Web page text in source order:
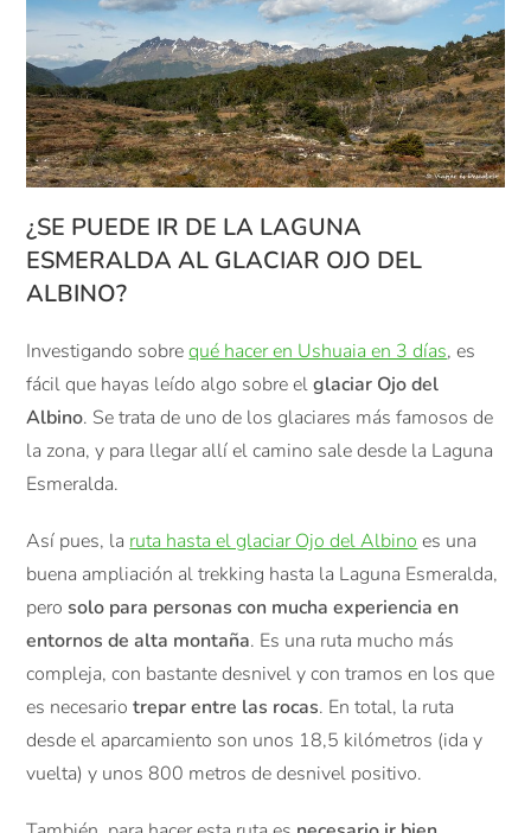
¿SE PUEDE IR DE LA LAGUNA
ESMERALDA AL GLACIAR OJO DEL
ALBINO?
Investigando sobrequé hacer en Ushuaia en 3 días, es
fácil que hayas leído algo sobre elglaciar Ojo del
Albino. Se trata de uno de los glaciares más famosos de
la zona, y para llegar allí el camino sale desde la Laguna
Esmeralda.
Así pues, la ruta hasta el glaciar Ojo del Albino es una
buena ampliación al trekking hasta la Laguna Esmeralda,
perosolo para personas con mucha experiencia en
entornos de alta montaña. Es una ruta mucho más
compleja, con bastante desnivel y con tramos en los que
es necesariotrepar entre las rocas. En total, la ruta
desde el aparcamiento son unos 18,5 kilómetros (ida y
vuelta) y unos 800 metros de desnivel positivo.